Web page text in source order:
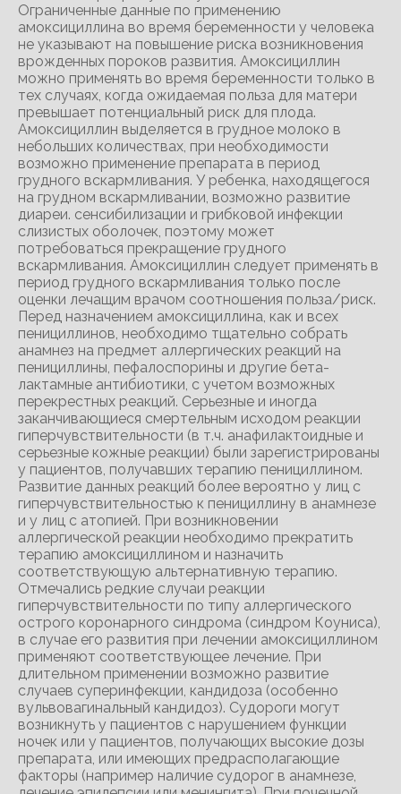
Ограниченные данные по применению
амоксициллина во время беременности у человека
не указывают на повышение риска возникновения
врожденных пороков развития. Амоксициллин
можно применять во время беременности только в
тех случаях, когда ожидаемая польза для матери
превышает потенциальный риск для плода.
Амоксициллин выделяется в грудное молоко в
небольших количествах, при необходимости
возможно применение препарата в период
грудного вскармливания. У ребенка, находящегося
на грудном вскармливании, возможно развитие
диареи. сенсибилизации и грибковой инфекции
слизистых оболочек, поэтому может
потребоваться прекращение грудного
вскармливания. Амоксициллин следует применять в
период грудного вскармливания только после
оценки лечащим врачом соотношения польза/риск.
Перед назначением амоксициллина, как и всех
пенициллинов, необходимо тщательно собрать
анамнез на предмет аллергических реакций на
пенициллины, пефалоспорины и другие бета-
лактамные антибиотики, с учетом возможных
перекрестных реакций. Серьезные и иногда
заканчивающиеся смертельным исходом реакции
гиперчувствительности (в т.ч. анафилактоидные и
серьезные кожные реакции) были зарегистрированы
у пациентов, получавших терапию пенициллином.
Развитие данных реакций более вероятно у лиц с
гиперчувствительностью к пенициллину в анамнезе
и у лиц с атопией. При возникновении
аллергической реакции необходимо прекратить
терапию амоксициллином и назначить
соответствующую альтернативную терапию.
Отмечались редкие случаи реакции
гиперчувствительности по типу аллергического
острого коронарного синдрома (синдром Коуниса),
в случае его развития при лечении амоксициллином
применяют соответствующее лечение. При
длительном применении возможно развитие
случаев суперинфекции, кандидоза (особенно
вульвовагинальный кандидоз). Судороги могут
возникнуть у пациентов с нарушением функции
ночек или у пациентов, получающих высокие дозы
препарата, или имеющих предрасполагающие
факторы (например наличие судорог в анамнезе,